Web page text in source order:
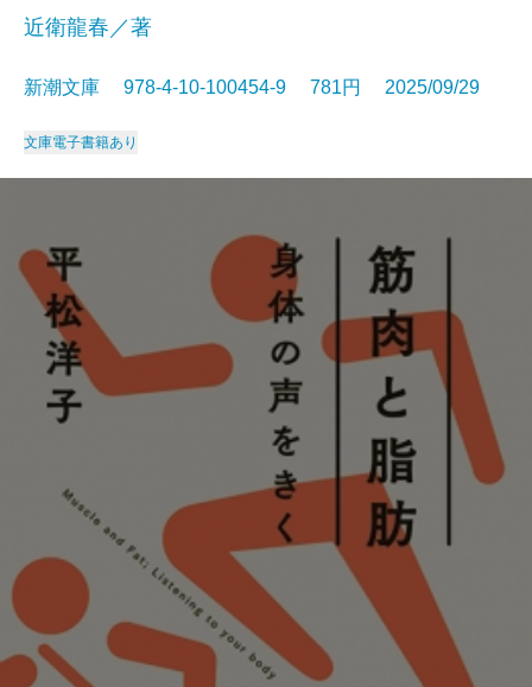
近衛龍春／著
新潮文庫 978-4-10-100454-9 781円 2025/09/29
文庫電子書籍あり